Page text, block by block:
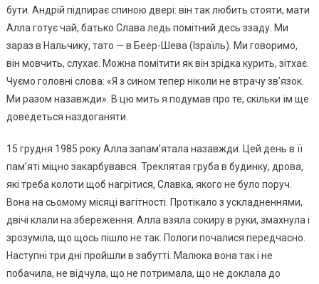
бути. Андрій підпирає спиною двері: він так любить стояти, мати
Алла готує чай, батько Слава ледь помітний десь ззаду. Ми
зараз в Нальчику, тато — в Беер-Шева (Ізраїль). Ми говоримо,
він мовчить, слухає. Можна помітити як він зрідка курить, зітхає.
Чуємо головні слова: «Я з сином тепер ніколи не втрачу зв’язок.
Ми разом назавжди». В цю мить я подумав про те, скільки їм ще
доведеться наздоганяти.
15 грудня 1985 року Алла запам’ятала назавжди. Цей день в її
пам’яті міцно закарбувався. Треклятая груба в будинку, дрова,
які треба колоти щоб нагрітися, Славка, якого не було поруч.
Вона на сьомому місяці вагітності. Протікало з ускладненнями,
двічі клали на збереження. Алла взяла сокиру в руки, змахнула і
зрозуміла, що щось пішло не так. Пологи почалися передчасно.
Наступні три дні пройшли в забутті. Малюка вона так і не
побачила, не відчула, що не потримала, що не доклала до